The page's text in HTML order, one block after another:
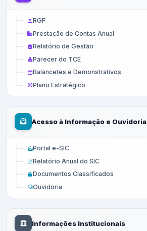
RGF
Prestação de Contas Anual
Relatório de Gestão
Parecer do TCE
Balancetes e Demonstrativos
Plano Estratégico
Acesso à Informação e Ouvidoria
Portal e-SIC
Relatório Anual do SIC
Documentos Classificados
Ouvidoria
Informações Institucionais